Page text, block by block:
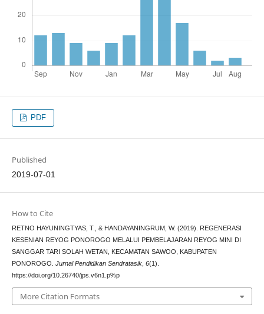
PDF
Published
2019-07-01
How to Cite
RETNO HAYUNINGTYAS, T., & HANDAYANINGRUM, W. (2019). REGENERASI
KESENIAN REYOG PONOROGO MELALUI PEMBELAJARAN REYOG MINI DI
SANGGAR TARI SOLAH WETAN, KECAMATAN SAWOO, KABUPATEN
PONOROGO. Jurnal Pendidikan Sendratasik, 6(1).
https://doi.org/10.26740/jps.v6n1.p%p
More Citation Formats